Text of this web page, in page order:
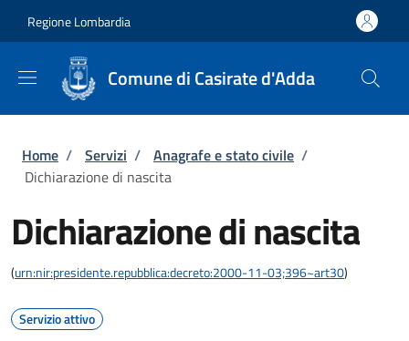
Regione Lombardia
Comune di Casirate d'Adda
Briciole di pane
Home / Servizi / Anagrafe e stato civile /
Dichiarazione di nascita
Dichiarazione di nascita
(urn:nir:presidente.repubblica:decreto:2000-11-03;396~art30)
Servizio attivo